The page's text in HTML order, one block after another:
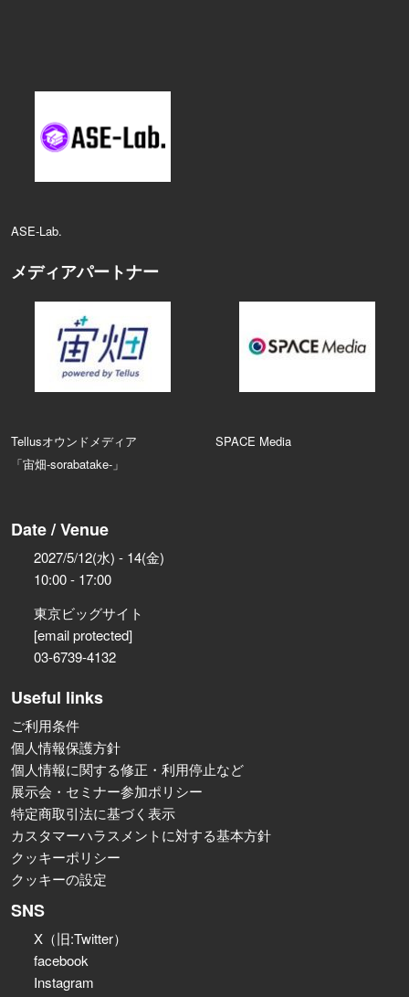
ASE‑Lab.
メディアパートナー
Tellusオウンドメディア
「宙畑-sorabatake-」
SPACE Media
Date / Venue
2027/5/12(水) - 14(金)
10:00 - 17:00
東京ビッグサイト
[email protected]
03-6739-4132
Useful links
ご利用条件
個人情報保護方針
個人情報に関する修正・利用停止など
展示会・セミナー参加ポリシー
特定商取引法に基づく表示
カスタマーハラスメントに対する基本方針
クッキーポリシー
クッキーの設定
SNS
X（旧:Twitter）
facebook
Instagram